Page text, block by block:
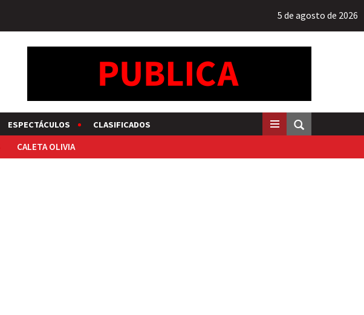
5 de agosto de 2026
ESPECTÁCULOS CLASIFICADOS
CALETA OLIVIA